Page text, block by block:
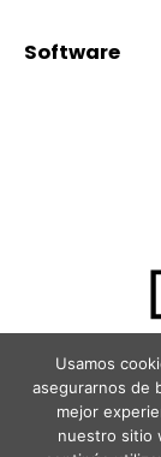
Software
Usamos
asegurarnos de
mejor
nuestro sitio